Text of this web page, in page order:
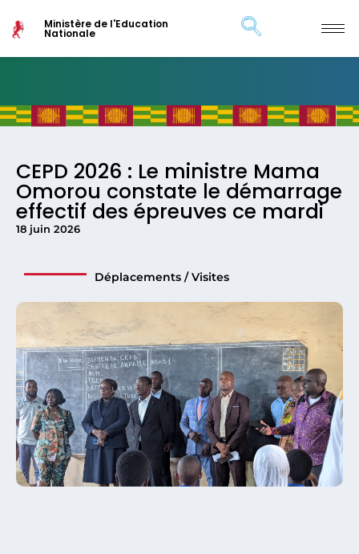
Ministère de l'Education
Nationale
CEPD 2026 : Le ministre Mama
Omorou constate le démarrage
effectif des épreuves ce mardi
18 juin 2026
Déplacements / Visites